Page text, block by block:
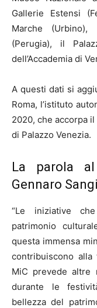
Gallerie Estensi
Marche (Urbino),
(Perugia), il
dell’Accademia di
A questi dati si
Roma, l’istituto
2020, che accorpa
di Palazzo Venezia.
La parola
Gennaro
“Le iniziative
patrimonio
questa immensa
contribuiscono
MiC prevede
durante le
bellezza del